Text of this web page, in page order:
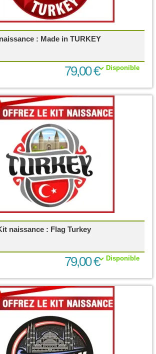
: Made in TURKEY
Disponible
79,00 €
naissance : Flag Turkey
Disponible
79,00 €